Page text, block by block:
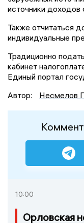
источники доходов
Также отчитаться
индивидуальные
Традиционно
кабинет
Единый портал
Автор:
Несмелов
10:00
Орловская